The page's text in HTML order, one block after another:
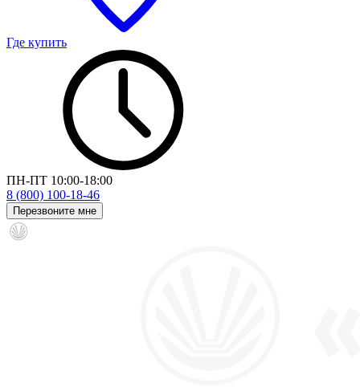
Где купить
ПН-ПТ 10:00-18:00
8 (800) 100-18-46
Перезвоните мне